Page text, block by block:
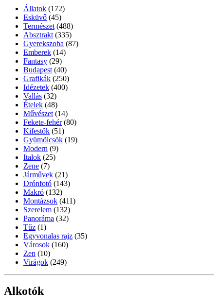
Állatok (172)
Esküvő (45)
Természet (488)
Absztrakt (335)
Gyerekszoba (87)
Emberek (14)
Fantasy (29)
Budapest (40)
Grafikák (250)
Idézetek (400)
Vallás (32)
Ételek (48)
Művészet (14)
Fekete-fehér (80)
Kifestők (51)
Gyümölcsök (19)
Modern (9)
Italok (25)
Zene (7)
Járművek (21)
Drónfotó (143)
Makró (132)
Montázsok (411)
Szerelem (132)
Panoráma (32)
Tűz (1)
Egyvonalas rajz (35)
Városok (160)
Zen (10)
Virágok (249)
Alkotók